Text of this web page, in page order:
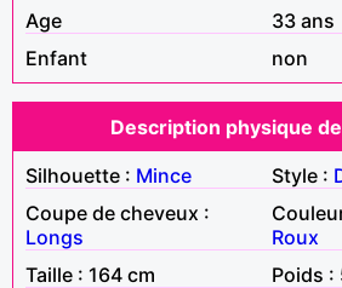
Age
33 ans
Enfant
non
Description physique
Silhouette : Mince Style :
Coupe de cheveux :
Longs
Roux
Taille : 164 cm
Poids :